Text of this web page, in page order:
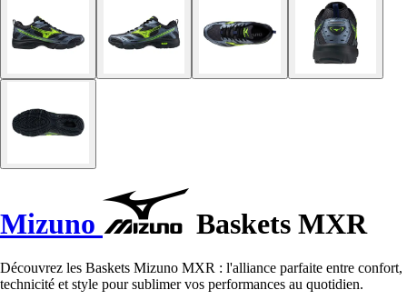
Mizuno Baskets MXR
Découvrez les Baskets Mizuno MXR : l'alliance parfaite entre confort,
technicité et style pour sublimer vos performances au quotidien.